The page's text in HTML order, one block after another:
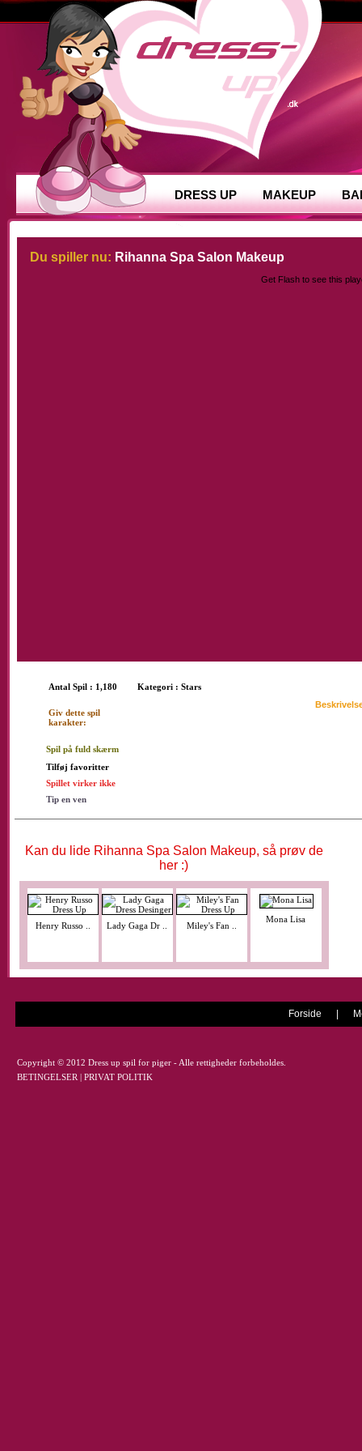
DRESS UP MAKEUP
Du spiller nu: Rihanna Spa Salon Makeup
Get Flash to see this
Antal Spil : 1,180 Kategori : Stars
Giv dette spil
karakter:
Spil på fuld skærm
Tilføj favoritter
Spillet virker ikke
Tip en ven
Kan du lide Rihanna Spa Salon Makeup, så prøv de
her :)
Henry Russo .. Lady Gaga Dr .. Miley's Fan ..
Mona Lisa
Forside
Copyright © 2012 Dress up spil for piger - Alle rettigheder forbeholdes.
BETINGELSER | PRIVAT POLITIK